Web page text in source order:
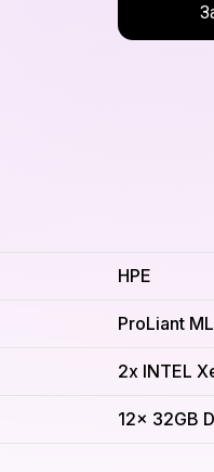
HPE
ProLiant
2x INTEL
12x 32GB